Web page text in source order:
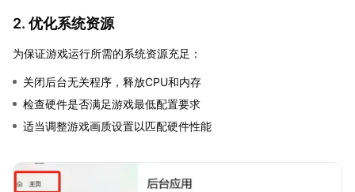
2. 优化系统资源
为保证游戏运行所需的系统资源充足：
关闭后台无关程序，释放CPU和内存
检查硬件是否满足游戏最低配置要求
适当调整游戏画质设置以匹配硬件性能